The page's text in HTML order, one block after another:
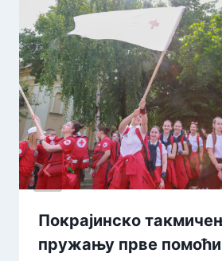
Покрајинско
пружању прве помоћи